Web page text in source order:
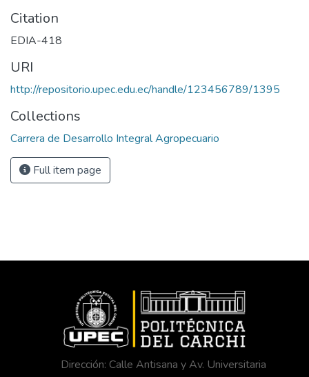
Citation
EDIA-418
URI
http://repositorio.upec.edu.ec/handle/123456789/1395
Collections
Carrera de Desarrollo Integral Agropecuario
Full item page
Dirección: Calle Antisana y Av. Universitaria